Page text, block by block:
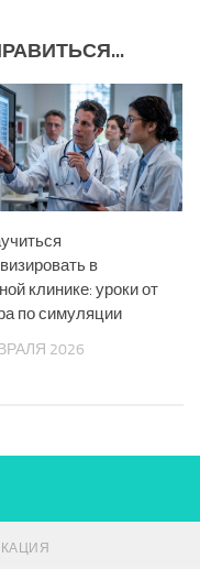
в
клинике: уроки от
по симуляции
2026